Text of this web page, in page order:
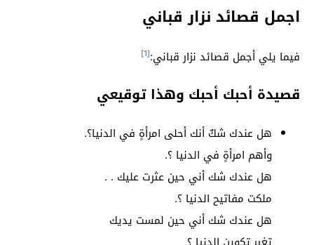
اجمل قصائد نزار قباني
فيما يلي أجمل قصائد نزار قباني:[1]
قصيدة أحبك أحبك وهذا توقيعي
هل عندك شكٌ أنك أحلى امرأةٍ في الدنيا؟.
وأهم امرأةٍ في الدنيا ؟.
هل عندك شك أني حين عثرت عليك . .
ملكت مفاتيح الدنيا ؟.
هل عندك شك أني حين لمست يديك